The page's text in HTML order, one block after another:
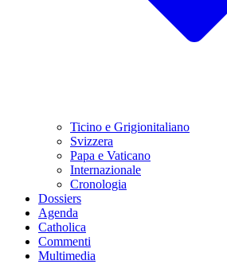
Ticino e Grigionitaliano
Svizzera
Papa e Vaticano
Internazionale
Cronologia
Dossiers
Agenda
Catholica
Commenti
Multimedia